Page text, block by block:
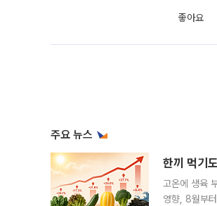
좋아요
주요 뉴스
한끼 먹기
고온에 생육
영향, 8월부